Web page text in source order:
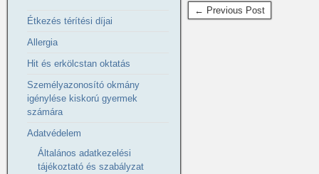
← Previous Post
Étkezés térítési díjai
Allergia
Hit és erkölcstan oktatás
Személyazonosító okmány
igénylése kiskorú gyermek
számára
Adatvédelem
Általános adatkezelési
tájékoztató és szabályzat